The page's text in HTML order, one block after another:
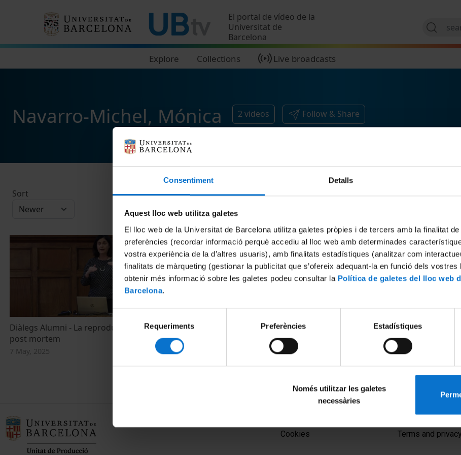
Consentiment Detalls
Aquest lloc web utilitza galetes
El lloc web de la Universitat de Barcelona utilitza galetes pròpies i de tercers amb la finalitat
preferències (recordar informació perquè accediu al lloc web amb determinades
vostra experiència de la d’altres usuaris), amb finalitats estadístiques (analitzar com
finalitats de màrqueting (gestionar la publicitat que s’ofereix adequant-la en funció dels
obtenir més informació sobre les galetes podeu consultar la Política de galetes del lloc web
Barcelona.
Selecció
de
consentiment
Requeriments Preferències Estadístiques
Només utilitzar les galetes
necessàries
El portal de vídeo de la
Universitat de
Barcelona
Explore Collections Live broadcasts
Navarro-Michel, Mónica 2 videos Follow & Share
Sort
Diàlegs Alumni - La reproducció assistida
post mortem
7 May, 2025
Implicacions jurídiques de la intel·ligència
artificial: regulació global, drets d'autor i
responsabilitat civil
Cookies
PEU 2
Terms and privacy